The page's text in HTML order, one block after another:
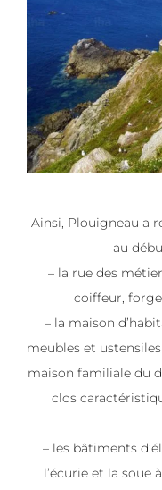
Ainsi, Plouigneau a
au
– la rue des
coiffeur,
– la maison
meubles et
maison familiale du
clos
– les bâtiments
l’écurie et la soue